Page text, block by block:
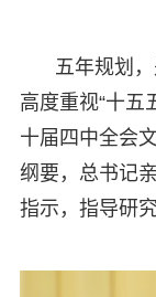
五年规划
高度重视“十五
十届四中全会
纲要，总书记
指示，指导研